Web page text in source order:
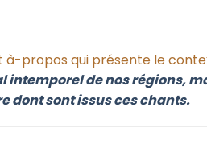
propos qui présente le
de nos régions,
dont sont issus ces chants.